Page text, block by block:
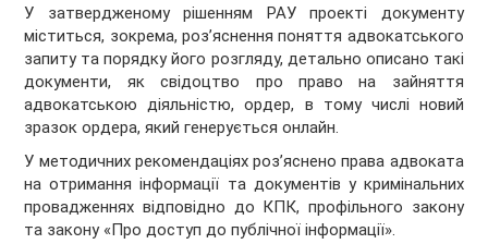
У затвердженому рішенням РАУ проекті документу
міститься, зокрема, роз’яснення поняття адвокатського
запиту та порядку його розгляду, детально описано такі
документи, як свідоцтво про право на зайняття
адвокатською діяльністю, ордер, в тому числі новий
зразок ордера, який генерується онлайн.
У методичних рекомендаціях роз’яснено права адвоката
на отримання інформації та документів у кримінальних
провадженнях відповідно до КПК, профільного закону
та закону «Про доступ до публічної інформації».